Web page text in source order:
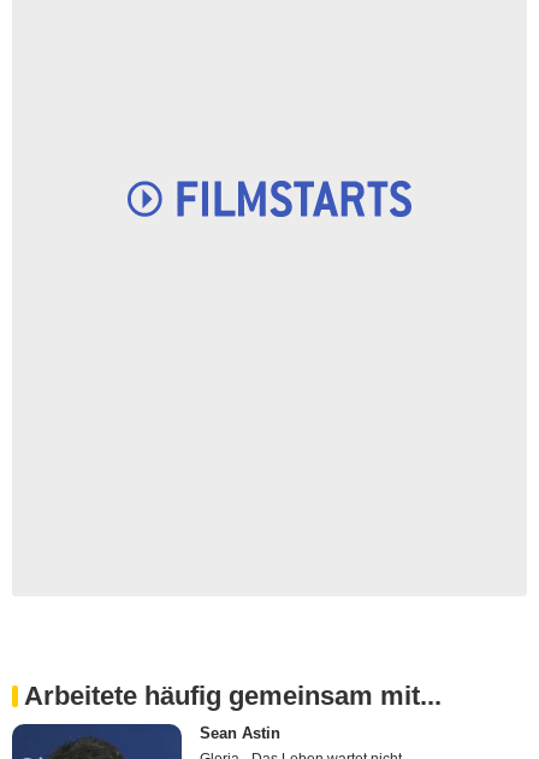
Arbeitete häufig gemeinsam mit...
Sean Astin